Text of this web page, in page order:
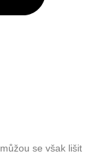
se však lišit